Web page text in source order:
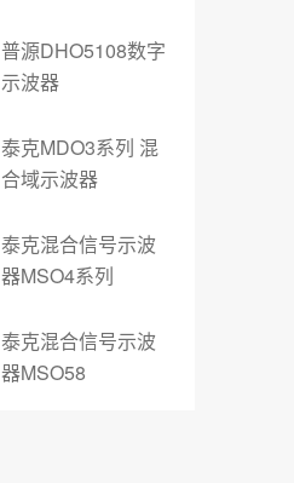
普源DHO5108数字
示波器
泰克MDO3系列 混
合域示波器
泰克混合信号示波
器MSO4系列
泰克混合信号示波
器MSO58